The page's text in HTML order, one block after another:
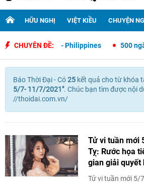
HỮU NGHỊ VIỆT KIỀU CHUYỆN
CHUYÊN ĐỀ:
giao Việt Nam - Philippines 500
Báo Thời Đại - Có25 kết quả chotừ khóa
5/7- 11/7/2021". Chúc bạn tìm được nội
//thoidai.com.vn/
Tử vi tuần mới
Tỵ: Rước họa
gian giải quyết
Tử vi tuần mới 5/